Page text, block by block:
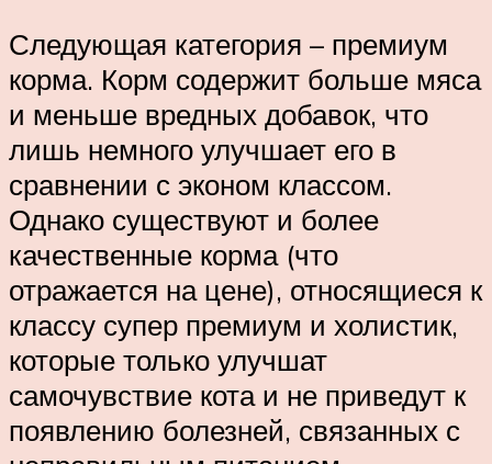
Следующая категория – премиум
корма. Корм содержит больше мяса
и меньше вредных добавок, что
лишь немного улучшает его в
сравнении с эконом классом.
Однако существуют и более
качественные корма (что
отражается на цене), относящиеся к
классу супер премиум и холистик,
которые только улучшат
самочувствие кота и не приведут к
появлению болезней, связанных с